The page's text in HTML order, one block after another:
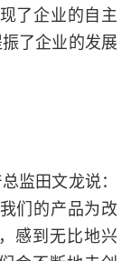
了企业的自主
了企业的发展
监田文龙说：
们的产品为改
感到无比地兴